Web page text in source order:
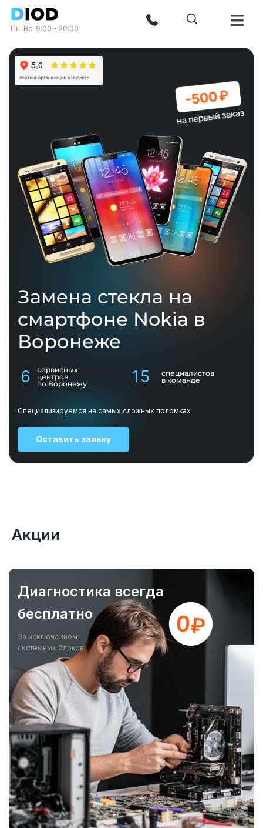
Пн-Вс: 9:00 - 20:00
Замена стекла на
смартфоне Nokia в
Воронеже
6
сервисных
центров
по Воронежу
15
специалистов
в команде
Специализируемся на самых сложных поломках
Оставить заявку
Акции
Диагностика всегда
бесплатно
За исключением
системных блоков